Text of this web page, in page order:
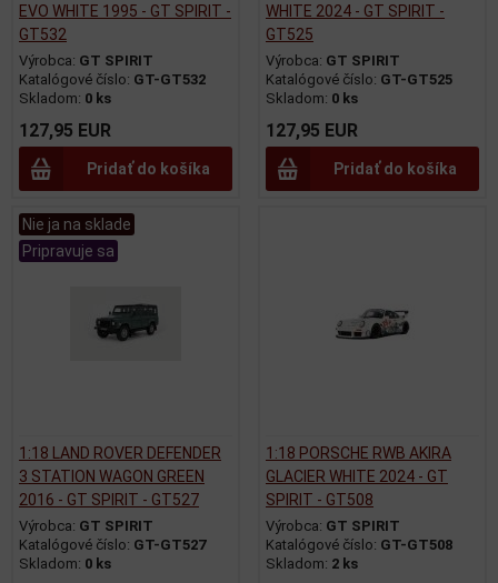
EVO WHITE 1995 - GT SPIRIT -
GT532
Výrobca: GT SPIRIT
Katalógové číslo: GT-GT532
Skladom: 0 ks
127,95 EUR
Pridať do košíka
WHITE 2024 - GT SPIRIT -
GT525
Výrobca: GT SPIRIT
Katalógové číslo: GT-GT525
Skladom: 0 ks
127,95 EUR
Pridať do košíka
Nie ja na sklade
Pripravuje sa
1:18 LAND ROVER DEFENDER
3 STATION WAGON GREEN
2016 - GT SPIRIT - GT527
Výrobca: GT SPIRIT
Katalógové číslo: GT-GT527
Skladom: 0 ks
1:18 PORSCHE RWB AKIRA
GLACIER WHITE 2024 - GT
SPIRIT - GT508
Výrobca: GT SPIRIT
Katalógové číslo: GT-GT508
Skladom: 2 ks